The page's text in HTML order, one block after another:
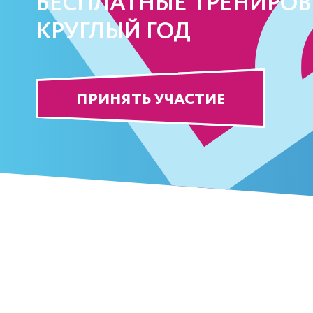
КРУГЛЫЙ ГОД
ПРИНЯТЬ УЧАСТИЕ